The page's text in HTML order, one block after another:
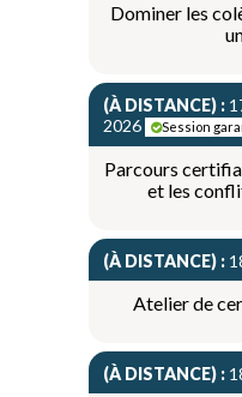
Dominer les
(À DISTANCE) :
2026
Session
Parcours
et les
(À DISTANCE) :
Atelier de
(À DISTANCE) :